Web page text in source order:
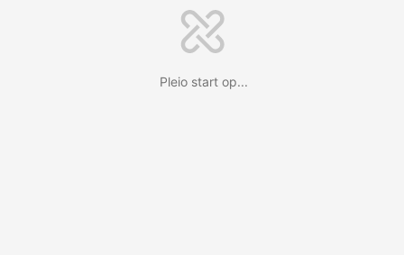
Pleio start op...